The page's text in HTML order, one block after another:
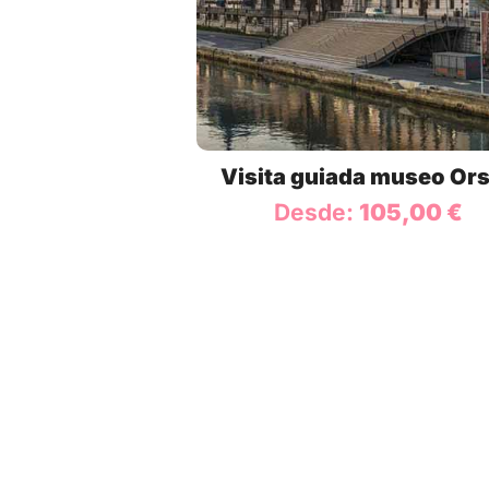
Visita guiada museo
Desde: 105,00 €